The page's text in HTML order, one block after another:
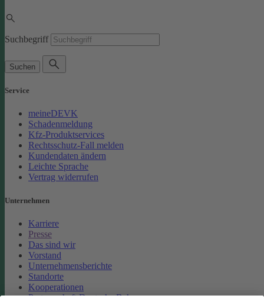
Suchbegriff
Suchen
Service
meineDEVK
Schadenmeldung
Kfz-Produktservices
Rechtsschutz-Fall melden
Kundendaten ändern
Leichte Sprache
Vertrag widerrufen
Unternehmen
Karriere
Presse
Das sind wir
Vorstand
Unternehmensberichte
Standorte
Kooperationen
Partnerschaft Deutsche Bahn